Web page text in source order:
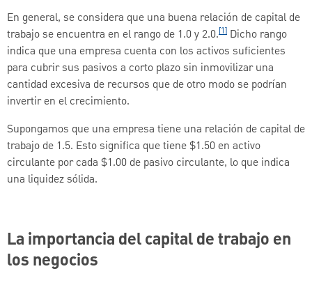
En general, se considera que una buena relación de capital de
trabajo se encuentra en el rango de 1.0 y 2.0.[1] Dicho rango
indica que una empresa cuenta con los activos suficientes
para cubrir sus pasivos a corto plazo sin inmovilizar una
cantidad excesiva de recursos que de otro modo se podrían
invertir en el crecimiento.
Supongamos que una empresa tiene una relación de capital de
trabajo de 1.5. Esto significa que tiene $1.50 en activo
circulante por cada $1.00 de pasivo circulante, lo que indica
una liquidez sólida.
La importancia del capital de trabajo en
los negocios